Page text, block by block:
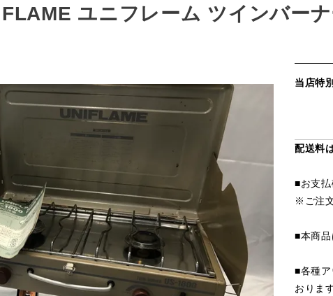
ユニフレーム ツインバー
当店特
配送料
■お支払
※ ご注
■本商品
■各種
おりま